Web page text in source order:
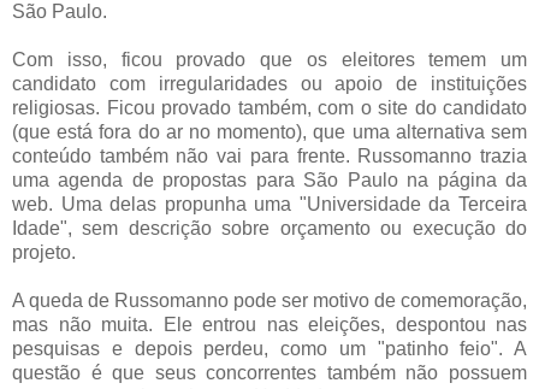
São Paulo.
Com isso, ficou provado que os eleitores temem um
candidato com irregularidades ou apoio de instituições
religiosas. Ficou provado também, com o site do candidato
(que está fora do ar no momento), que uma alternativa sem
conteúdo também não vai para frente. Russomanno trazia
uma agenda de propostas para São Paulo na página da
web. Uma delas propunha uma "Universidade da Terceira
Idade", sem descrição sobre orçamento ou execução do
projeto.
A queda de Russomanno pode ser motivo de comemoração,
mas não muita. Ele entrou nas eleições, despontou nas
pesquisas e depois perdeu, como um "patinho feio". A
questão é que seus concorrentes também não possuem